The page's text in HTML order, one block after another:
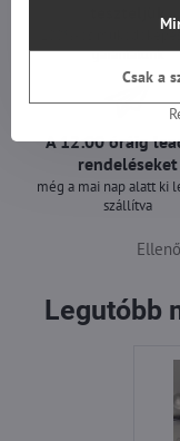
teszteljük
100%-os
garantálunk
A 12:00 óráig
rendeléseket
még a mai nap alatt ki
szállítva
Legutóbb
Csak a